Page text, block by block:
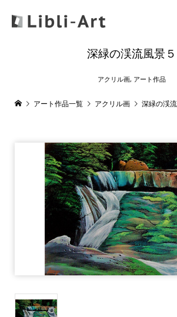
深緑の渓流風景５
アクリル画, アート作品
アート作品一覧 アクリル画 深緑の渓